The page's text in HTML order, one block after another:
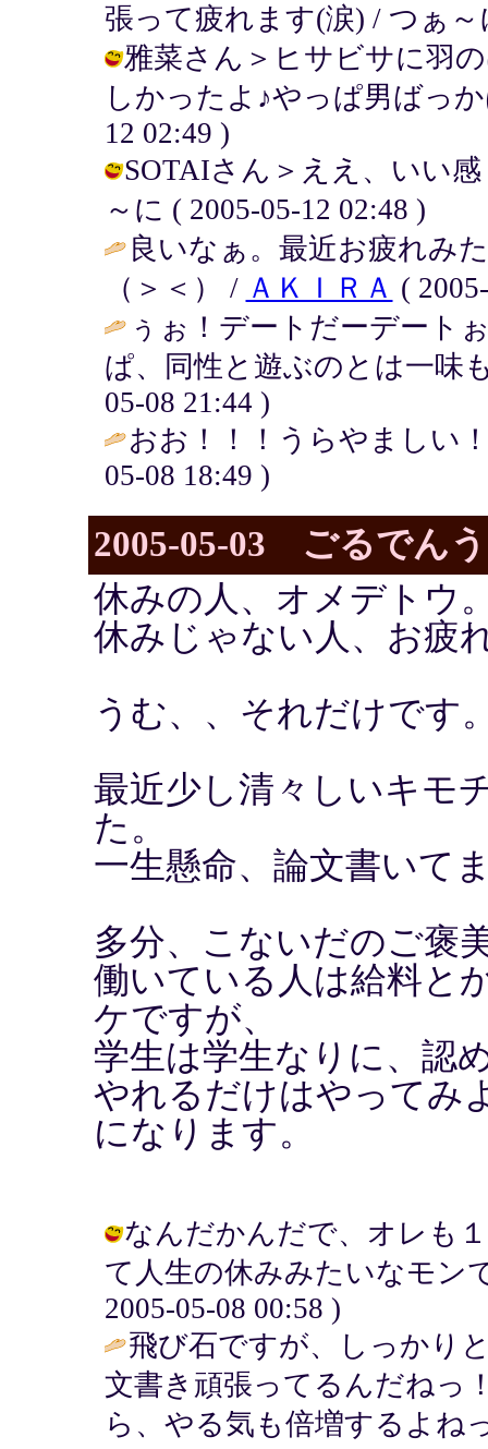
張って疲れます(涙) / つぁ～
雅菜さん＞ヒサビサに羽
しかったよ♪やっぱ男ばっ
12 02:49 )
SOTAIさん＞ええ、いい
～に ( 2005-05-12 02:48 )
良いなぁ。最近お疲れみ
（＞＜） / ＡＫＩＲＡ (
ぅぉ！デートだーデー
ぱ、同性と遊ぶのとは一味
05-08 21:44 )
おお！！！うらやましい
05-08 18:49 )
2005-05-03 ごるでん
休みの人、オメデトウ
休みじゃない人、お疲
うむ、、それだけです
最近少し清々しいキモ
た。
一生懸命、論文書いて
多分、こないだのご褒
働いている人は給料と
ケですが、
学生は学生なりに、認
やれるだけはやってみ
になります。
なんだかんだで、オレも
て人生の休みみたいなモン
2005-05-08 00:58 )
飛び石ですが、しっかり
文書き頑張ってるんだねっ
ら、やる気も倍増するよ